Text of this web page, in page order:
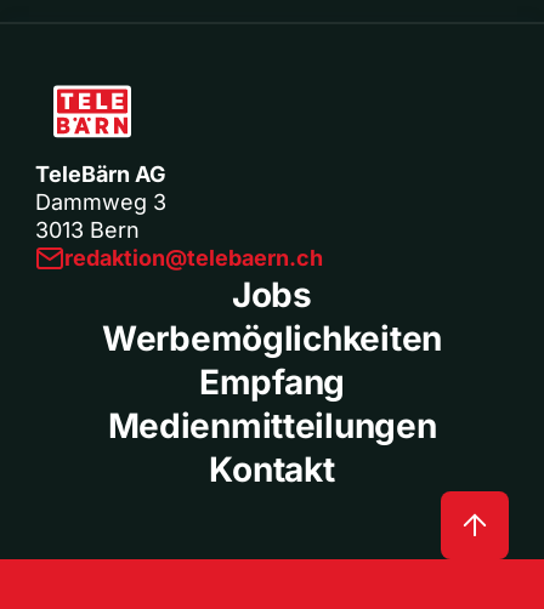
TeleBärn AG
Dammweg 3
3013 Bern
redaktion@telebaern.ch
Jobs
Werbemöglichkeiten
Empfang
Medienmitteilungen
Kontakt